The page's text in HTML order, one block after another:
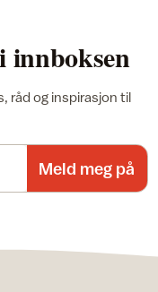
innboksen
råd og inspirasjon til
Meld meg på